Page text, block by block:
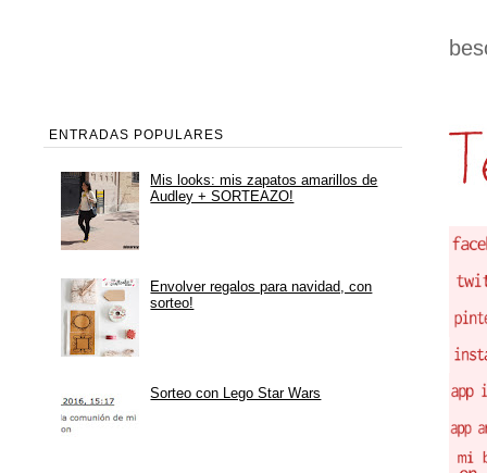
ENTRADAS POPULARES
Mis looks: mis zapatos amarillos de
Audley + SORTEAZO!
Envolver regalos para navidad, con
sorteo!
Sorteo con Lego Star Wars